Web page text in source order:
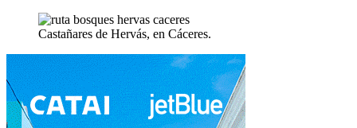
Castañares de Hervás, en Cáceres.